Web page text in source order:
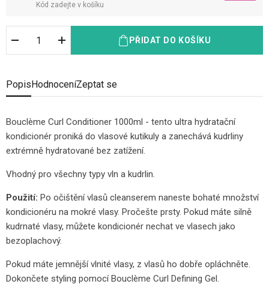
Kód zadejte v košíku
PŘIDAT DO KOŠÍKU
Popis HodnoceníZeptat se
Bouclème Curl Conditioner 1000ml - tento ultra hydratační
kondicionér proniká do vlasové kutikuly a zanechává kudrliny
extrémně hydratované bez zatížení.
Vhodný pro všechny typy vln a kudrlin.
Použití: Po očištění vlasů cleanserem naneste bohaté množství
kondicionéru na mokré vlasy. Pročešte prsty. Pokud máte silně
kudrnaté vlasy, můžete kondicionér nechat ve vlasech jako
bezoplachový.
Pokud máte jemnější vlnité vlasy, z vlasů ho dobře opláchněte.
Dokončete styling pomocí Bouclème Curl Defining Gel.